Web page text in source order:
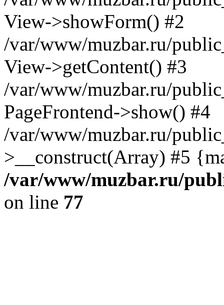
View->showForm() #2
/var/www/muzbar.ru/
View->getContent() #3
/var/www/muzbar.ru/
PageFrontend->show() #4
/var/www/muzbar.ru/
>__construct(Array) #5
/var/www/muzbar.ru/
on line 77